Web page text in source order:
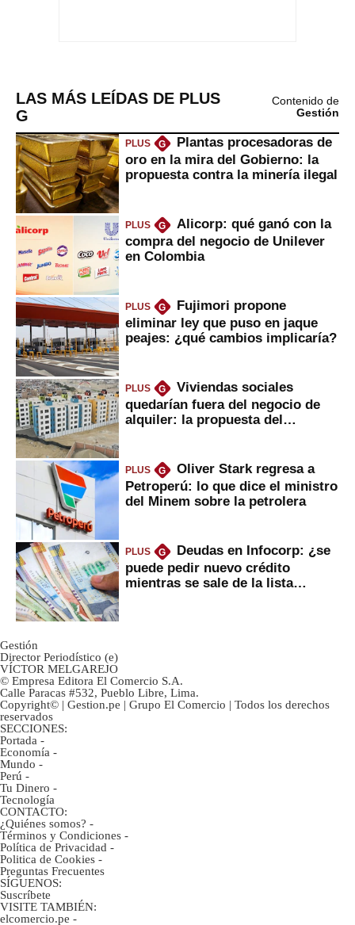
LAS MÁS LEÍDAS DE PLUS
G
Contenido de
Gestión
PLUS G
Plantas procesadoras de
oro en la mira del Gobierno: la
propuesta contra la minería ilegal
PLUS G
Alicorp: qué ganó con la
compra del negocio de Unilever
en Colombia
PLUS G
Fujimori propone
eliminar ley que puso en jaque
peajes: ¿qué cambios implicaría?
PLUS G
Viviendas sociales
quedarían fuera del negocio de
alquiler: la propuesta del
PLUS G
Oliver Stark regresa a
Petroperú: lo que dice el ministro
del Minem sobre la petrolera
PLUS G
Deudas en Infocorp: ¿se
puede pedir nuevo crédito
mientras se sale de la lista
Gestión
Director Periodístico (e)
VÍCTOR MELGAREJO
© Empresa Editora El Comercio S.A.
Calle Paracas #532, Pueblo Libre, Lima.
Copyright© | Gestion.pe | Grupo El Comercio | Todos los derechos
reservados
SECCIONES:
Portada -
Economía -
Mundo -
Perú -
Tu Dinero -
Tecnología
CONTACTO:
¿Quiénes somos? -
Términos y Condiciones -
Política de Privacidad -
Politica de Cookies -
Preguntas Frecuentes
SÍGUENOS:
Suscríbete
VISITE TAMBIÉN:
elcomercio.pe -